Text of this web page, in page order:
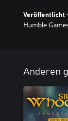
Eine Klasse für
Das Leben
Rüste dein
Entdecke und
wachsenden
Schaufel und
Veröffentlicht
Humble
Anderen